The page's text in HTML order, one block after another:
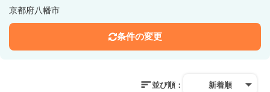
京都府八幡市
条件の変更
並び順： 新着順